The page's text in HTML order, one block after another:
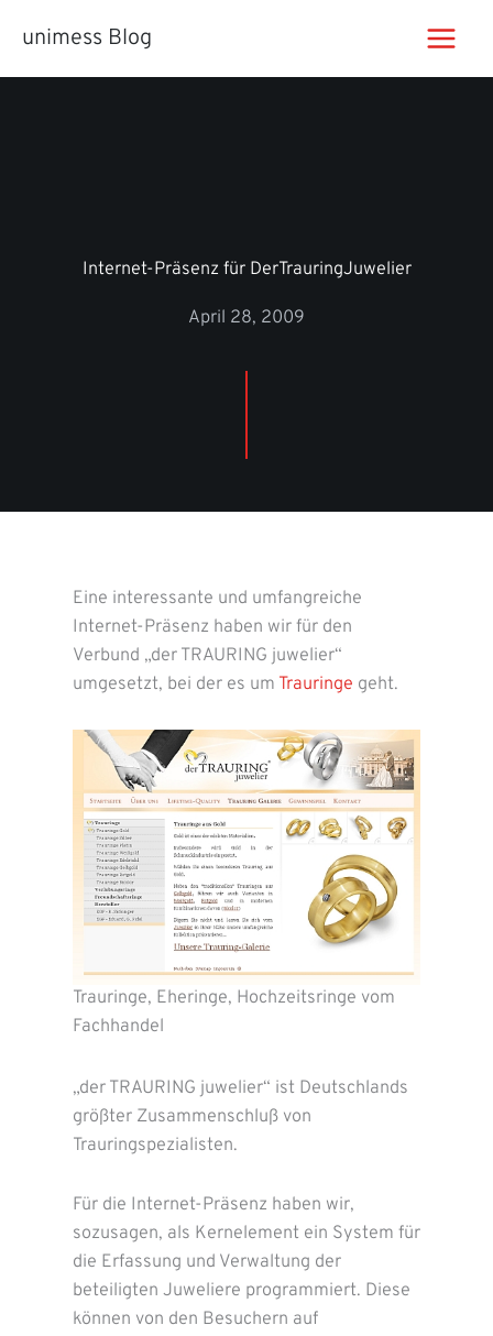
Inhaltunimess Blog
Internet-Präsenz für DerTrauringJuwelier
April 28, 2009
Eine interessante und umfangreiche
Internet-Präsenz haben wir für den
Verbund „der TRAURING juwelier“
umgesetzt, bei der es um Trauringe geht.
Trauringe, Eheringe, Hochzeitsringe vom
Fachhandel
„der TRAURING juwelier“ ist Deutschlands
größter Zusammenschluß von
Trauringspezialisten.
Für die Internet-Präsenz haben wir,
sozusagen, als Kernelement ein System für
die Erfassung und Verwaltung der
beteiligten Juweliere programmiert. Diese
können von den Besuchern auf